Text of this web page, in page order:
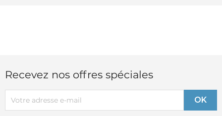
Recevez nos offres spéciales